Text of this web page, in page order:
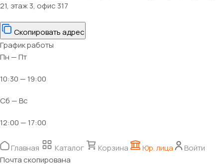
21, этаж 3, офис 317
Скопировать адрес
График работы
Пн — Пт
10:30 — 19:00
Сб — Вс
12:00 — 17:00
Главная Каталог Корзина Юр. лица
Войти
Почта скопирована